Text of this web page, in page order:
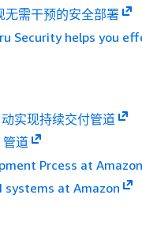
无需干预的安全部署
Security helps you
实现持续交付管道
管道
Prcess at Amazon
at Amazon